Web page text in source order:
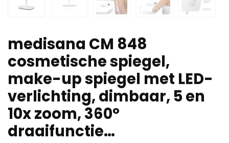
medisana CM 848
cosmetische spiegel,
make-up spiegel met LED-
verlichting, dimbaar, 5 en
10x zoom, 360°
draaifunctie…